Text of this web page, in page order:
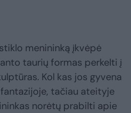
menininką įkvėpė
taurių formas perkelti į
Kol kas jos gyvena
tačiau ateityje
norėtų prabilti apie